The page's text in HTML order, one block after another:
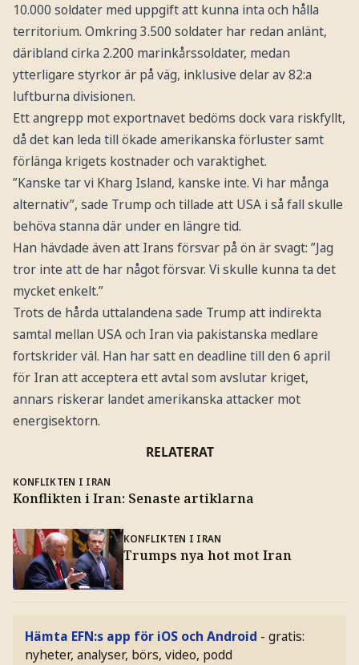
10.000 soldater med uppgift att kunna inta och hålla
territorium. Omkring 3.500 soldater har redan anlänt,
däribland cirka 2.200 marinkårssoldater, medan
ytterligare styrkor är på väg, inklusive delar av 82:a
luftburna divisionen.
Ett angrepp mot exportnavet bedöms dock vara riskfyllt,
då det kan leda till ökade amerikanska förluster samt
förlänga krigets kostnader och varaktighet.
”Kanske tar vi Kharg Island, kanske inte. Vi har många
alternativ”, sade Trump och tillade att USA i så fall skulle
behöva stanna där under en längre tid.
Han hävdade även att Irans försvar på ön är svagt: ”Jag
tror inte att de har något försvar. Vi skulle kunna ta det
mycket enkelt.”
Trots de hårda uttalandena sade Trump att indirekta
samtal mellan USA och Iran via pakistanska medlare
fortskrider väl. Han har satt en deadline till den 6 april
för Iran att acceptera ett avtal som avslutar kriget,
annars riskerar landet amerikanska attacker mot
energisektorn.
RELATERAT
KONFLIKTEN I IRAN
Konflikten i Iran: Senaste artiklarna
KONFLIKTEN I IRAN
Trumps nya hot mot Iran
Hämta EFN:s app för iOS och Android - gratis:
nyheter, analyser, börs, video, podd